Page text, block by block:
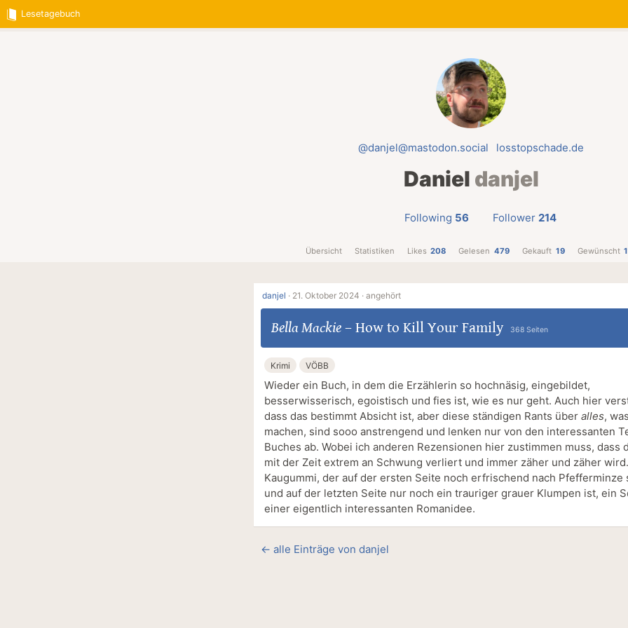
Lesetagebuch
@danjel@mastodon.social losstopschade.de
Daniel danjel
Following 56 Follower 214
Übersicht Statistiken Likes 208 Gelesen 479 Gekauft 19 Gewünscht
danjel · 21. Oktober 2024 · angehört
Bella Mackie– How to Kill Your Family 368 Seiten
Krimi VÖBB
Wieder ein Buch, in dem die Erzählerin so hochnäsig, eingebildet,
besserwisserisch, egoistisch und fies ist, wie es nur geht. Auch hier
dass das bestimmt Absicht ist, aber diese ständigen Rants über alles,
machen, sind sooo anstrengend und lenken nur von den interessanten
Buches ab. Wobei ich anderen Rezensionen hier zustimmen muss, dass
mit der Zeit extrem an Schwung verliert und immer zäher und zäher
Kaugummi, der auf der ersten Seite noch erfrischend nach Pfefferminze
und auf der letzten Seite nur noch ein trauriger grauer Klumpen ist, ein
einer eigentlich interessanten Romanidee.
← alle Einträge von danjel